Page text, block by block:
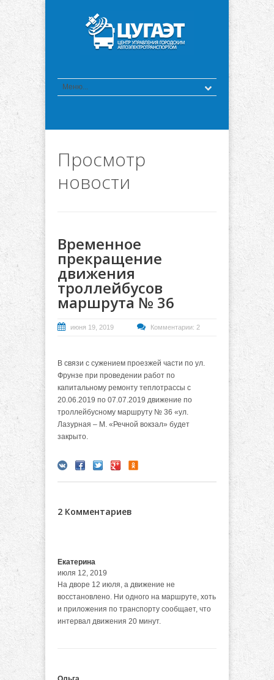
Просмотр
новости
Временное
прекращение
движения
троллейбусов
маршрута № 36
июня 19, 2019 Комментарии: 2
В связи с сужением проезжей части по ул.
Фрунзе при проведении работ по
капитальному ремонту теплотрассы с
20.06.2019 по 07.07.2019 движение по
троллейбусному маршруту № 36 «ул.
Лазурная – М. «Речной вокзал» будет
закрыто.
2 Комментариев
Екатерина
июля 12, 2019
На дворе 12 июля, а движение не
восстановлено. Ни одного на маршруте, хоть
и приложения по транспорту сообщает, что
интервал движения 20 минут.